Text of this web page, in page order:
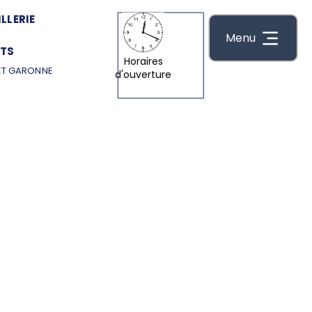
Menu
GARONNE
Horaires
d'ouverture